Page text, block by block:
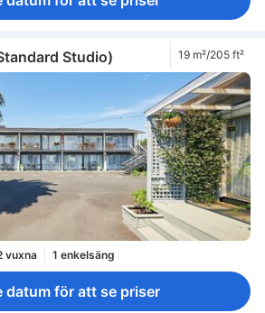
Studio) 19 m²/205 ft²
vuxna 1 enkelsäng
datum för att se priser